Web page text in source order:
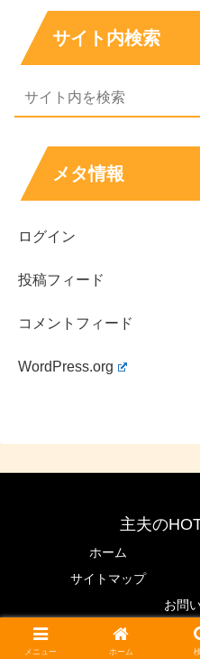
サイト内検索
メタ情報
ログイン
投稿フィード
コメントフィード
WordPress.org
主夫の
ホーム
サイトマップ
お問
© 2020 主夫の
メニュー ホーム